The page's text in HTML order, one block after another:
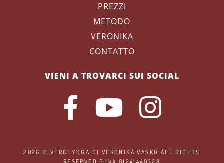
PREZZI
METODO
VERONIKA
CONTATTO
VIENI A TROVARCI SUI SOCIAL
2026 ©VERCI YOGA DI VERONIKA VASKO ALL RIGHTS